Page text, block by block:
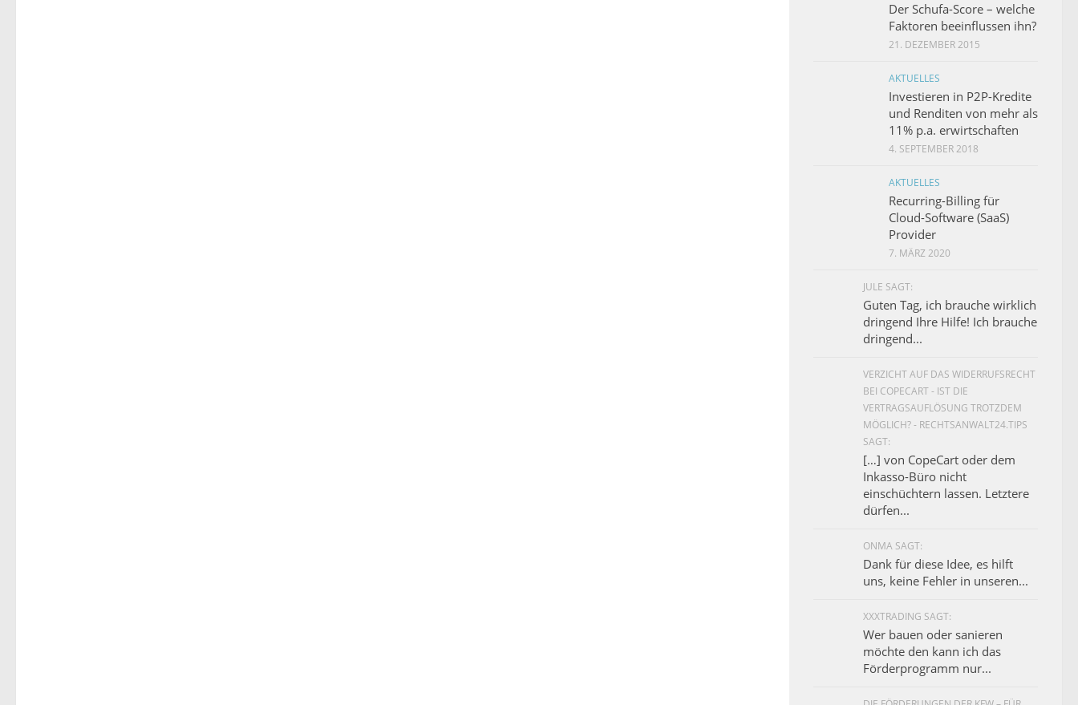
Der Schufa-Score – welche
Faktoren beeinflussen ihn?
21. DEZEMBER 2015
AKTUELLES
Investieren in P2P-Kredite
und Renditen von mehr als
11% p.a. erwirtschaften
4. SEPTEMBER 2018
AKTUELLES
Recurring-Billing für
Cloud-Software (SaaS)
Provider
7. MÄRZ 2020
JULE SAGT:
Guten Tag, ich brauche wirklich
dringend Ihre Hilfe! Ich brauche
dringend...
VERZICHT AUF DAS WIDERRUFSRECHT
BEI COPECART - IST DIE
VERTRAGSAUFLÖSUNG TROTZDEM
MÖGLICH? - RECHTSANWALT24.TIPS
SAGT:
[…] von CopeCart oder dem
Inkasso-Büro nicht
einschüchtern lassen. Letztere
dürfen...
ONMA SAGT:
Dank für diese Idee, es hilft
uns, keine Fehler in unseren...
XXXTRADING SAGT:
Wer bauen oder sanieren
möchte den kann ich das
Förderprogramm nur...